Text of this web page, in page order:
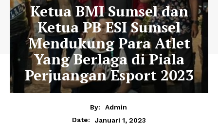
Ketua BMI Sumsel dan
Ketua PB ESI Sumsel
Mendukung Para Atlet
Yang Berlaga di Piala
Perjuangan Esport 2023
By:
Admin
Date:
Januari 1, 2023